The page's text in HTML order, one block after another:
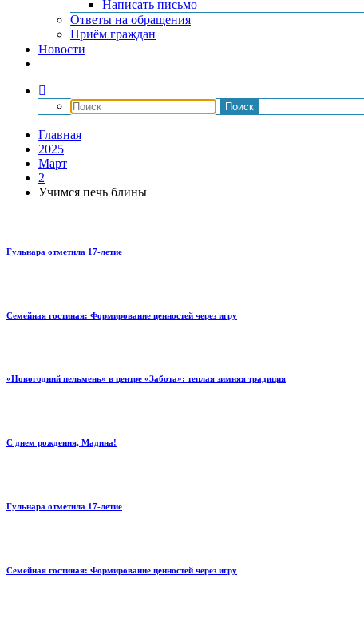
Написать письмо
Ответы на обращения
Приём граждан
Новости
Главная
2025
Март
2
Учимся печь блины
Гульнара отметила 17‑летие
Семейная гостиная: Формирование ценностей через игру
«Новогодний пельмень» в центре «Забота»: теплая зимняя традиция
С днем рождения, Мадина!
Гульнара отметила 17‑летие
Семейная гостиная: Формирование ценностей через игру